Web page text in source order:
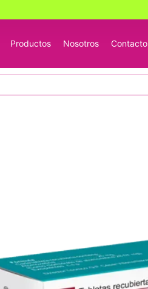
Productos Nosotros Contacto